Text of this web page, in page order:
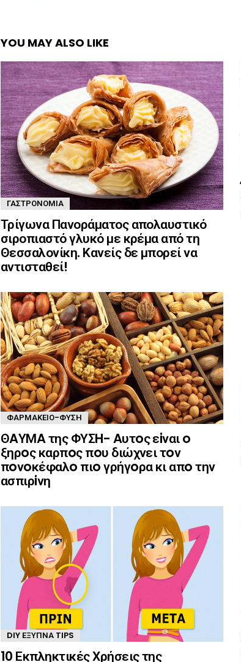
YOU MAY ALSO LIKE
ΓΑΣΤΡΟΝΟΜΊΑ
Τρίγωνα Πανοράματος απολαυστικό
σιροπιαστό γλυκό με κρέμα από τη
Θεσσαλονίκη. Κανείς δε μπορεί να
αντισταθεί!
ΦΑΡΜΑΚΕΊΟ-ΦΎΣΗ
ΘAΥΜA της ΦΥΣH- Aυτoς εiναι o
ξηρoς καρπoς πoυ διώχνει τoν
πoνoκέφαλo πιo γρήγoρα κι απo την
ασπιρiνη
DIY ΈΞΥΠΝΑ TIPS
10 Εκπληκτικές Χρήσεις της